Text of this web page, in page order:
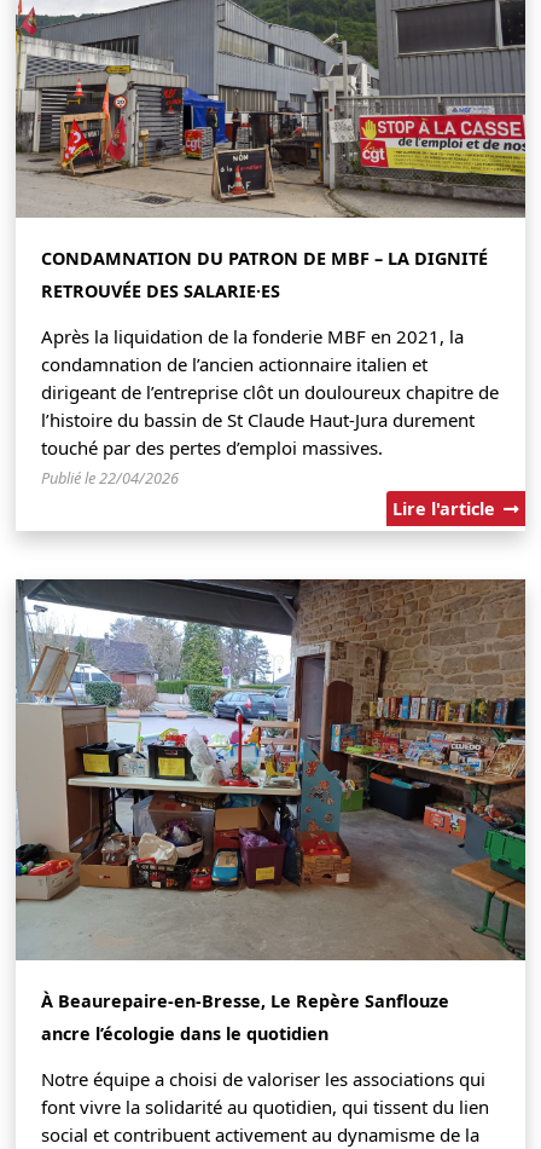
CONDAMNATION DU PATRON DE MBF – LA DIGNITÉ
RETROUVÉE DES SALARIE·ES
Après la liquidation de la fonderie MBF en 2021, la
condamnation de l’ancien actionnaire italien et
dirigeant de l’entreprise clôt un douloureux chapitre de
l’histoire du bassin de St Claude Haut-Jura durement
touché par des pertes d’emploi massives.
Publié le 22/04/2026
Lire l'article
À Beaurepaire-en-Bresse, Le Repère Sanflouze
ancre l’écologie dans le quotidien
Notre équipe a choisi de valoriser les associations qui
font vivre la solidarité au quotidien, qui tissent du lien
social et contribuent activement au dynamisme de la